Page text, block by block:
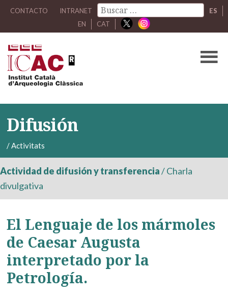
CONTACTO INTRANET
ES
EN
CAT
Difusión
/Activitats
Actividad de difusión y transferencia/Charla
divulgativa
El Lenguaje de los mármoles
de Caesar Augusta
interpretado por la
Petrología.